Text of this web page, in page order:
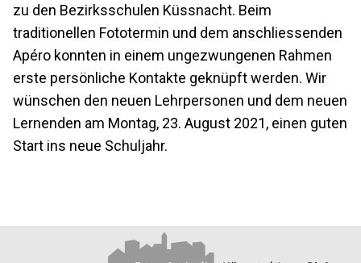
zu den Bezirksschulen Küssnacht. Beim
traditionellen Fototermin und dem anschliessenden
Apéro konnten in einem ungezwungenen Rahmen
erste persönliche Kontakte geknüpft werden. Wir
wünschen den neuen Lehrpersonen und dem neuen
Lernenden am Montag, 23. August 2021, einen guten
Start ins neue Schuljahr.